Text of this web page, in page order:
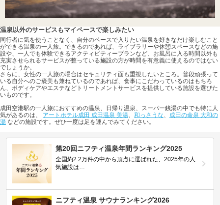
温泉以外のサービスもマイペースで楽しみたい
同行者に気を使うことなく、自分のペースで入りたい温泉を好きなだけ楽しむこと
ができる温泉の一人旅。できるのであれば、ライブラリーや休憩スペースなどの施
設や、一人でも体験できるアクティビティープランなど、お風呂に入る時間以外も
充実させられるサービスが整っている施設の方が時間を有意義に使えるのではない
でしょうか。
さらに、女性の一人旅の場合はセキュリティ面も重視したいところ。普段頑張って
いる自分へのご褒美も兼ねているのであれば、食事にこだわっているのはもちろ
ん、ボディケアやエステなどトリートメントサービスを提供している施設を選びた
いものです。
成田空港駅の一人旅におすすめの温泉、日帰り温泉、スーパー銭湯の中でも特に人
気があるのは、 アートホテル成田 成田温泉 美湯、 和っさうな、 成田の命泉 大和の
湯 などの施設です。ぜひ一度は足を運んでみてください。
第20回ニフティ温泉年間ランキング2025
全国約2.2万件の中から頂点に選ばれた、2025年の人
気施設は…
ニフティ温泉 サウナランキング2026